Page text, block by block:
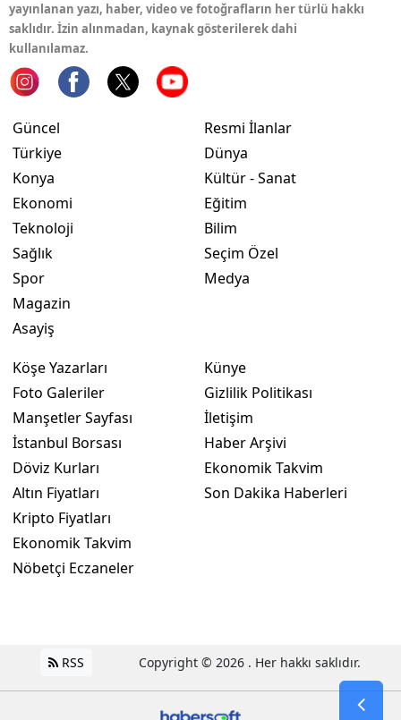
yayınlanan yazı, haber, video ve fotoğrafların her türlü hakkı
saklıdır. İzin alınmadan, kaynak gösterilerek dahi
kullanılamaz.
Güncel
Türkiye
Konya
Ekonomi
Teknoloji
Sağlık
Spor
Magazin
Asayiş
Resmi İlanlar
Dünya
Kültür - Sanat
Eğitim
Bilim
Seçim Özel
Medya
Köşe Yazarları
Foto Galeriler
Manşetler Sayfası
İstanbul Borsası
Döviz Kurları
Altın Fiyatları
Kripto Fiyatları
Ekonomik Takvim
Nöbetçi Eczaneler
Künye
Gizlilik Politikası
İletişim
Haber Arşivi
Ekonomik Takvim
Son Dakika Haberleri
RSS Copyright © 2026 . Her hakkı saklıdır.